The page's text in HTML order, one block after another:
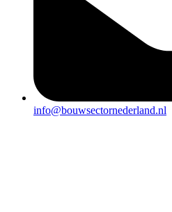
info@bouwsectornederland.nl